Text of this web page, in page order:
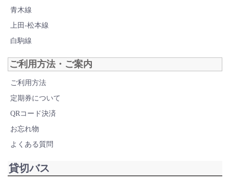
青木線
上田-松本線
白駒線
ご利用方法・ご案内
ご利用方法
定期券について
QRコード決済
お忘れ物
よくある質問
貸切バス